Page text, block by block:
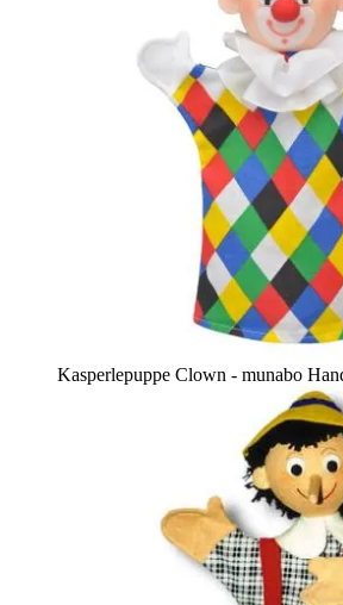
Kasperlepuppe Clown - munabo